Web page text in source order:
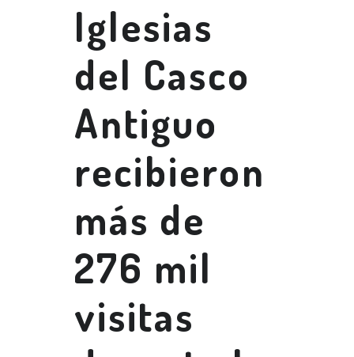
Iglesias
del Casco
Antiguo
recibieron
más de
276 mil
visitas